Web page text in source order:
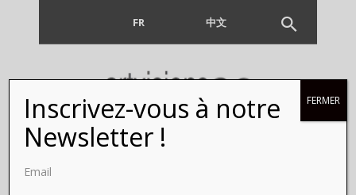
FR 中文
Circulation(s),
Inscrivez-vous à notre
Newsletter !
Email
FERMER